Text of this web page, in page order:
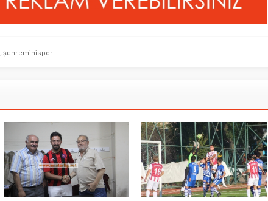
, şehreminispor